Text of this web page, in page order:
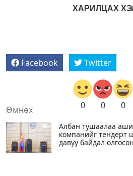
ХАРИЛЦАХ
Facebook Twitter
0 0 0
Өмнөх
Албан тушаалаа
компанийг тендерт
давуу байдал